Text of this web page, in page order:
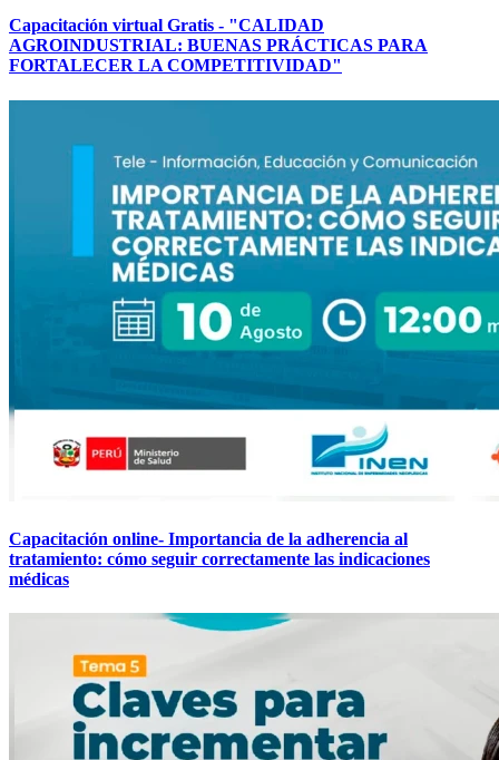
Capacitación virtual Gratis - "CALIDAD
AGROINDUSTRIAL: BUENAS PRÁCTICAS PARA
FORTALECER LA COMPETITIVIDAD"
Capacitación online- Importancia de la adherencia al
tratamiento: cómo seguir correctamente las indicaciones
médicas